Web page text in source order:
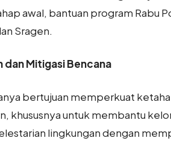
awal, bantuan program
Sragen.
dan Mitigasi Bencana
bertujuan memperkuat
khususnya untuk membantu
lingkungan dengan